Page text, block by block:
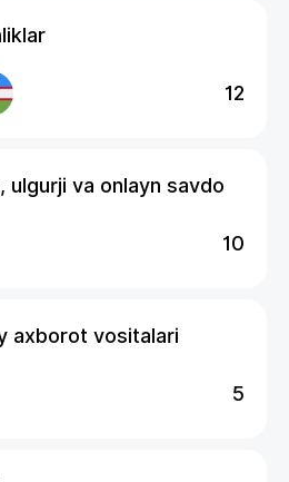
12
ulgurji va onlayn savdo
10
axborot vositalari
5